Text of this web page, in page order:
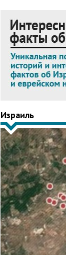
Израиль